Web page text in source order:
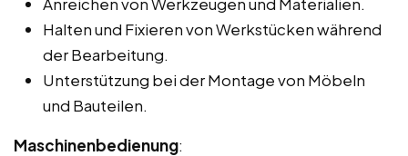
Halten und Fixieren von Werkstücken während
der Bearbeitung.
Unterstützung bei der Montage von Möbeln
und Bauteilen.
Maschinenbedienung: